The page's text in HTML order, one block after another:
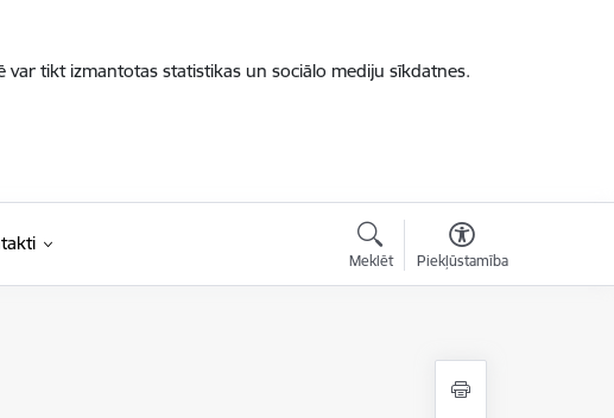
tikt izmantotas statistikas un sociālo mediju sīkdatnes.
Meklēt Piekļūstamība